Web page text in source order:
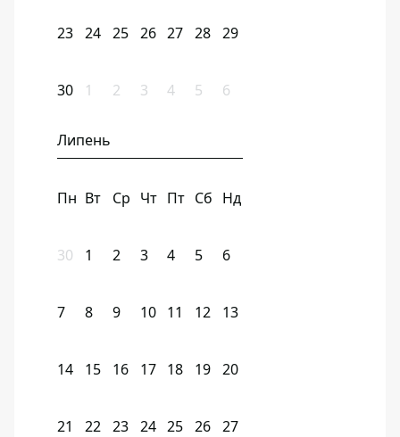
23 24 25 26 27 28 29
30 1 2 3 4 5 6
Липень
Пн Вт Ср Чт Пт Сб Нд
30 1 2 3 4 5 6
7 8 9 10 11 12 13
14 15 16 17 18 19 20
21 22 23 24 25 26 27